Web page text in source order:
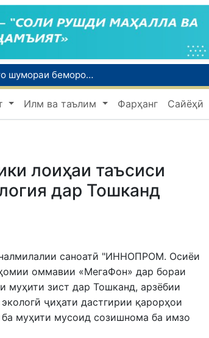
Эбола аз назорат берун мешавад: дар ҶД Конго шумораи беморон дар як ҳафта ду баробар афзуд, СУТ бонги хатар мезанад
Дар моҳи июл дар Ӯзбекистон нархи маҳсулоти озуқаворӣ коҳиш ёфт, аммо баъзе молу хидматрасониҳо гарон шуданд
Дар Сенат тадбирҳои беҳтар намудани мавқеи Ӯзбекистон дар рейтингҳо ва индексҳои байналмилалӣ баррасӣ шуданд
Илм ва таълим Фарҳанг Сайёҳӣ
лоиҳаи таъсиси
дар Тошканд
саноатӣ "ИННОПРОМ. Осиёи
оммавии «МегаФон» дар бораи
муҳити зист дар Тошканд, арзёбии
ҷиҳати дастгирии қарорҳои
муҳити мусоид созишнома ба имзо